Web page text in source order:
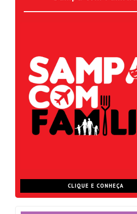
CLIQUE E CONHEÇA